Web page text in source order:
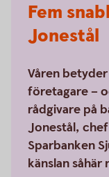
Fem
Jonestål
Våren
företagare –
rådgivare på
Jonestål,
Sparbanken
känslan